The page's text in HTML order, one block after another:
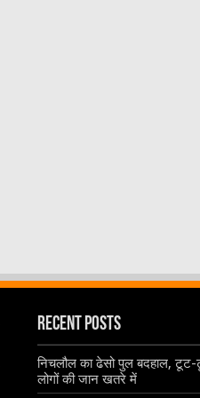
Recent Posts
निचलौल का ढेसो पुल बदहाल, टूट-
लोगों की जान खतरे में